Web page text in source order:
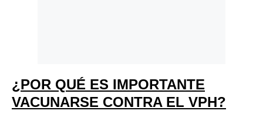
¿POR QUÉ ES IMPORTANTE
VACUNARSE CONTRA EL VPH?